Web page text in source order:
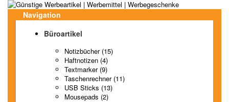
Navigation
Büroartikel
Notizbücher (15)
Haftnotizen (4)
Textmarker (9)
Taschenrechner (11)
USB Sticks (13)
Mousepads (2)